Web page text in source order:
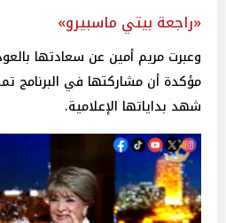
«راجعة بيتي ماسبيرو»
وعبرت مريم أمين عن سعادتها
مؤكدة أن مشاركتها في البرنامج
شهد بداياتها الإعلامية.